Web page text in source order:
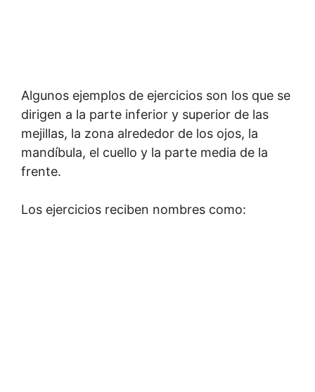
Algunos ejemplos de ejercicios son los que se
dirigen a la parte inferior y superior de las
mejillas, la zona alrededor de los ojos, la
mandíbula, el cuello y la parte media de la
frente.
Los ejercicios reciben nombres como: